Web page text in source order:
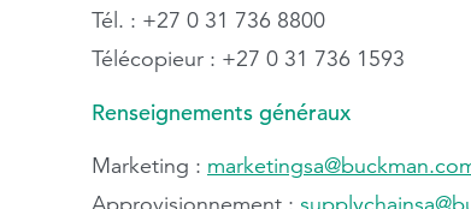
Tél. : +27 0 31 736 8800
Télécopieur : +27 0 31 736 1593
Renseignements généraux
Marketing :